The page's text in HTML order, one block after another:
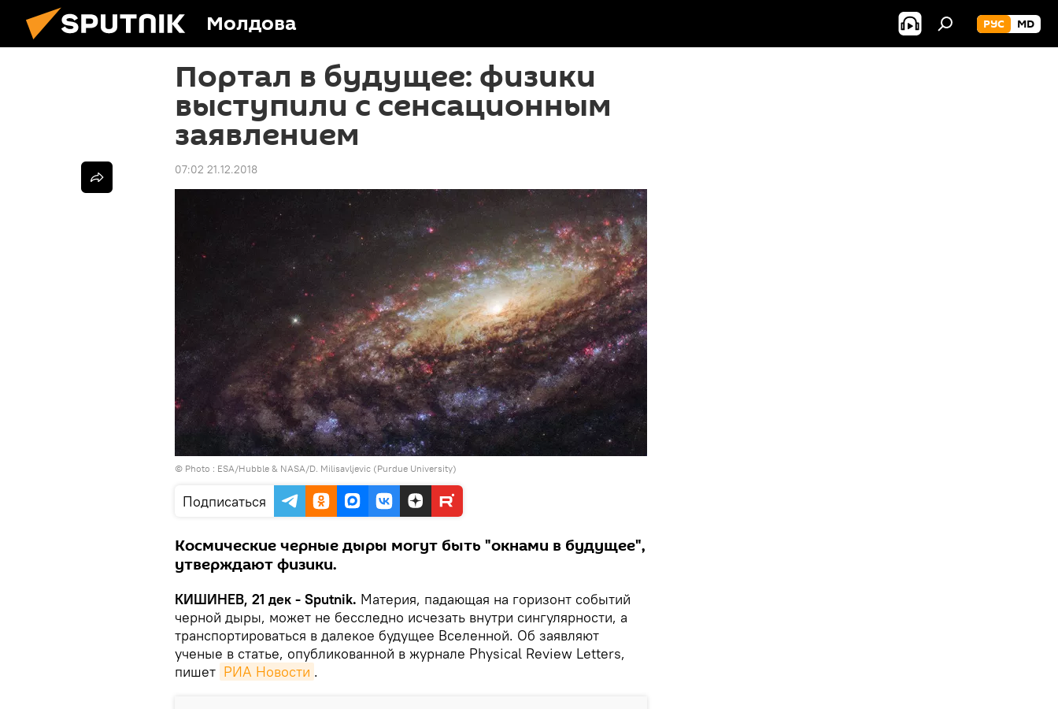
Молдова РУС MD
Портал в будущее: физики
выступили с сенсационным
заявлением
07:02 21.12.2018
© Photo : ESA/Hubble & NASA/D. Milisavljevic (Purdue University)
Подписаться
Космические черные дыры могут быть "окнами в будущее",
утверждают физики.
КИШИНЕВ, 21 дек - Sputnik. Материя, падающая на горизонт событий
черной дыры, может не бесследно исчезать внутри сингулярности, а
транспортироваться в далекое будущее Вселенной. Об заявляют
ученые в статье, опубликованной в журнале Physical Review Letters,
пишет РИА Новости .